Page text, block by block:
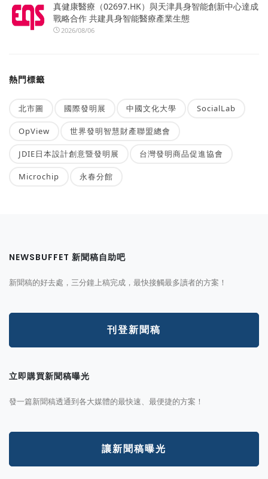
真健康醫療（02697.HK）與天津具身智能創新中心達成
戰略合作 共建具身智能醫療產業生態
2026/08/06
熱門標籤
北市圖 國際發明展 中國文化大學 SocialLab
OpView 世界發明智慧財產聯盟總會
JDIE日本設計創意暨發明展 台灣發明商品促進協會
Microchip 永春分館
NEWSBUFFET 新聞稿自助吧
新聞稿的好去處，三分鐘上稿完成，最快接觸最多讀者的方案！
刊登新聞稿
立即購買新聞稿曝光
發一篇新聞稿透通到各大媒體的最快速、最便捷的方案！
讓新聞稿曝光